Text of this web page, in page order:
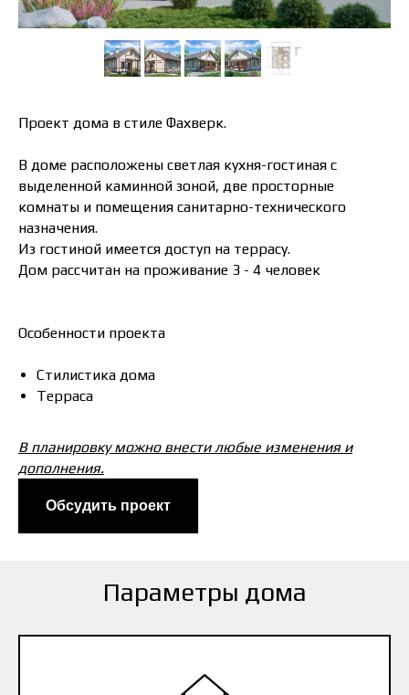
Проект дома в стиле Фахверк.
В доме расположены светлая кухня-гостиная с
выделенной каминной зоной, две просторные
комнаты и помещения санитарно-технического
назначения.
Из гостиной имеется доступ на террасу.
Дом рассчитан на проживание 3 - 4 человек
Особенности проекта
Стилистика дома
Терраса
В планировку можно внести любые изменения и
дополнения.
Обсудить проект
Параметры дома